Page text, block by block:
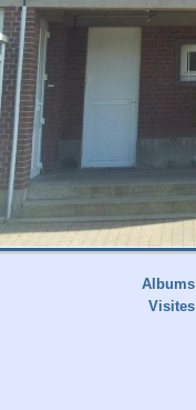
Albums
Visites